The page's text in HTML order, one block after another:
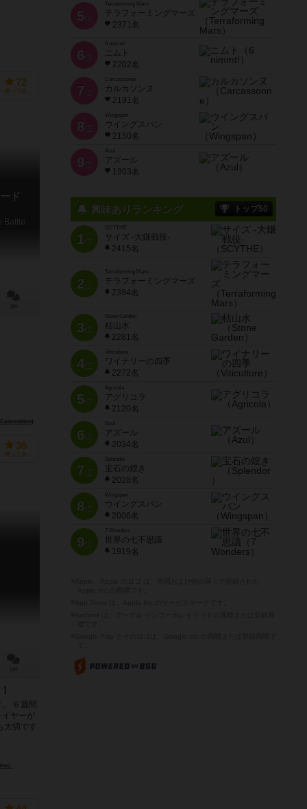
72
持ってる
ゲームズ（Don't Panic Games）
ド
Battle
36
持ってる
６週間
ヤーが
切です
）
5 位
Terraforming Mars
テラフォーミングマーズ
2371名
6 位
ニムト
2202名
7 位
Carcassonne
カルカソンヌ
2191名
8 位
Wingspan
ウイングスパン
2150名
9 位
Azul
アズール
1903名
興味ありランキング トップ50
1位
SCYTHE
サイズ -大鎌戦役-
2415名
2位
Terraforming Mars
テラフォーミングマーズ
2394名
3位
Stone Garden
枯山水
2281名
4位
Viticulture
ワイナリーの四季
2272名
5位
Agricola
アグリコラ
2120名
6位
Azul
アズール
2034名
7位
宝石の煌き
2028名
8位
Wingspan
ウイングスパン
2006名
9位
7 Wonders
世界の七不思議
1919名